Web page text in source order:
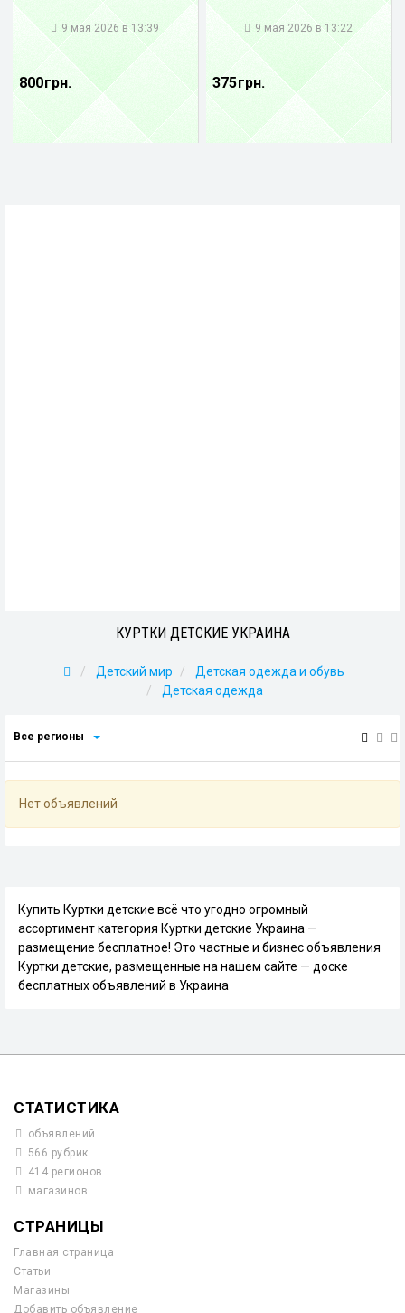
9 мая 2026 в 13:39
800 грн.
9 мая 2026 в 13:22
375 грн.
КУРТКИ ДЕТСКИЕ УКРАИНА
Детский мир
Детская одежда и обувь
Детская одежда
Все регионы
Нет объявлений
Купить Куртки детские всё что угодно огромный
ассортимент категория Куртки детские Украина —
размещение бесплатное! Это частные и бизнес объявления
Куртки детские, размещенные на нашем сайте — доске
бесплатных объявлений в Украина
СТАТИСТИКА
объявлений
566 рубрик
414 регионов
магазинов
СТРАНИЦЫ
Главная страница
Статьи
Магазины
Добавить объявление